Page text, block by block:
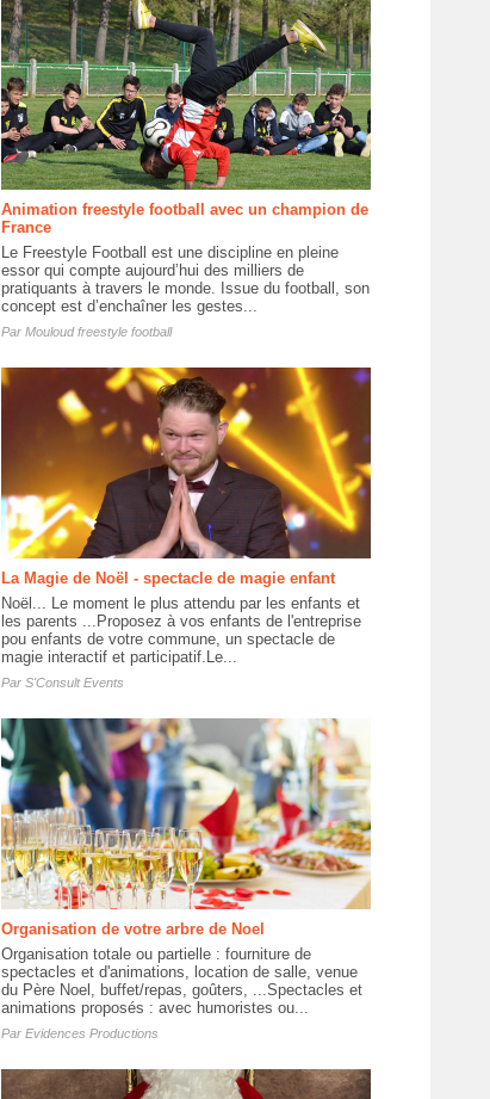
Animation freestyle football avec un champion de
France
Le Freestyle Football est une discipline en pleine
essor qui compte aujourd’hui des milliers de
pratiquants à travers le monde. Issue du football, son
concept est d’enchaîner les gestes...
Par Mouloud freestyle football
La Magie de Noël - spectacle de magie enfant
Noël... Le moment le plus attendu par les enfants et
les parents ...Proposez à vos enfants de l'entreprise
pou enfants de votre commune, un spectacle de
magie interactif et participatif.Le...
Par S'Consult Events
Organisation de votre arbre de Noel
Organisation totale ou partielle : fourniture de
spectacles et d'animations, location de salle, venue
du Père Noel, buffet/repas, goûters, ...Spectacles et
animations proposés : avec humoristes ou...
Par Evidences Productions